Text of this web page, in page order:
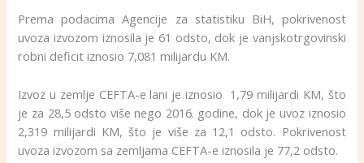
Prema podacima Agencije za statistiku BiH, pokrivenost
uvoza izvozom iznosila je 61 odsto, dok je vanjskotrgovinski
robni deficit iznosio 7,081 milijardu KM.
Izvoz u zemlje CEFTA-e lani je iznosio 1,79 milijardi KM, što
je za 28,5 odsto više nego 2016. godine, dok je uvoz iznosio
2,319 milijardi KM, što je više za 12,1 odsto. Pokrivenost
uvoza izvozom sa zemljama CEFTA-e iznosila je 77,2 odsto.